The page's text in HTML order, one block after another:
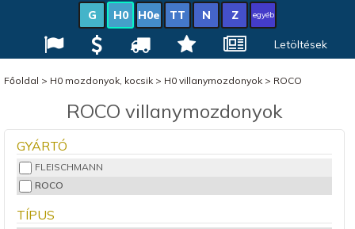
G H0 H0e TT N Z egyéb
Letöltések
Főoldal > H0 mozdonyok, kocsik> H0 villanymozdonyok> ROCO
ROCO villanymozdonyok
GYÁRTÓ
FLEISCHMANN
ROCO
TÍPUS